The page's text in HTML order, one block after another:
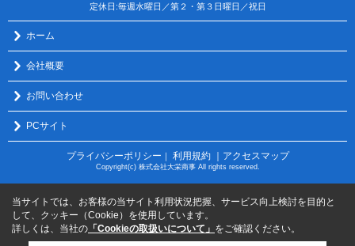
定休日:毎週水曜日／第２・第３日曜日／祝日
ホーム
会社概要
お問い合わせ
PCサイト
プライバシーポリシー ｜ 利用規約 ｜アクセスマップ
Copyright(c) 株式会社大栄商事 All rights reserved.
当サイトでは、お客様の当サイト利用状況把握、サービス向上検討を目的と
して、クッキー（Cookie）を使用しています。
詳しくは、当社の 「Cookieの取扱いについて」 をご確認ください。